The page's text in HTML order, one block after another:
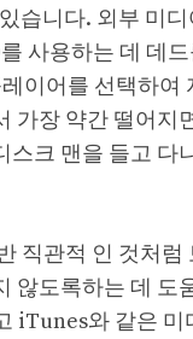
습니다. 외부 미
사용하는 데 데
이어를 선택하여
장 약간 떨어지
크 맨을 들고 다
직관적 인 것처럼
도록하는 데 도
iTunes와 같은